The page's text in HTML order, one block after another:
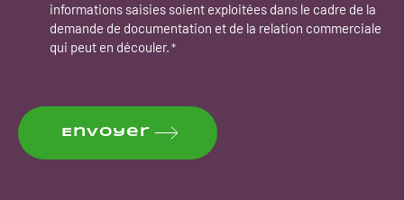
informations saisies soient exploitées dans le cadre de la
demande de documentation et de la relation commerciale
qui peut en découler.*
Envoyer